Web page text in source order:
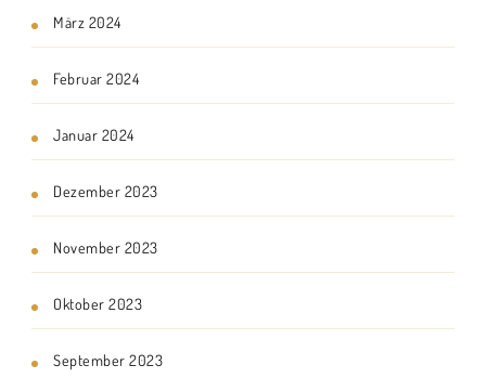
März 2024
Februar 2024
Januar 2024
Dezember 2023
November 2023
Oktober 2023
September 2023